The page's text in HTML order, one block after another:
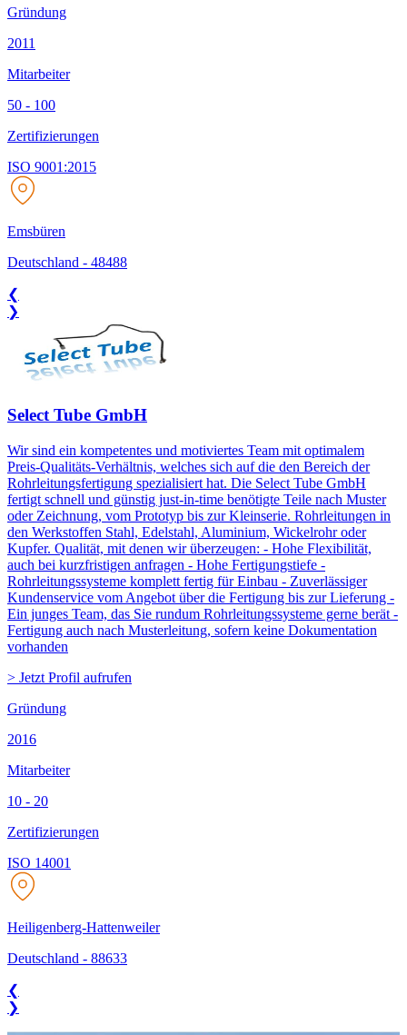
Gründung
2011
Mitarbeiter
50 - 100
Zertifizierungen
ISO 9001:2015
Emsbüren
Deutschland - 48488
❮
❯
Select Tube GmbH
Wir sind ein kompetentes und motiviertes Team mit optimalem
Preis-Qualitäts-Verhältnis, welches sich auf die den Bereich der
Rohrleitungsfertigung spezialisiert hat. Die Select Tube GmbH
fertigt schnell und günstig just-in-time benötigte Teile nach Muster
oder Zeichnung, vom Prototyp bis zur Kleinserie. Rohrleitungen in
den Werkstoffen Stahl, Edelstahl, Aluminium, Wickelrohr oder
Kupfer. Qualität, mit denen wir überzeugen: - Hohe Flexibilität,
auch bei kurzfristigen anfragen - Hohe Fertigungstiefe -
Rohrleitungssysteme komplett fertig für Einbau - Zuverlässiger
Kundenservice vom Angebot über die Fertigung bis zur Lieferung -
Ein junges Team, das Sie rundum Rohrleitungssysteme gerne berät -
Fertigung auch nach Musterleitung, sofern keine Dokumentation
vorhanden
> Jetzt Profil aufrufen
Gründung
2016
Mitarbeiter
10 - 20
Zertifizierungen
ISO 14001
Heiligenberg-Hattenweiler
Deutschland - 88633
❮
❯